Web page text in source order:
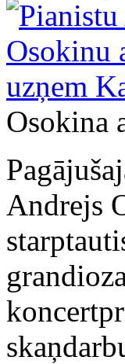
Osokina
Andrejs